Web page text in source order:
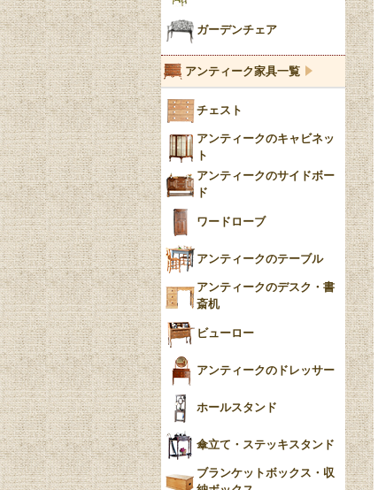
キャンドルホルダー
ブルー＆ホワイト
ブルーウィローパターン
Blue）
YUAN
チンツ
クリノリン
ガーデンチェア
アンティーク家具一覧
チェスト
アンティークのキャビネッ
ト
アンティークのサイドボー
ド
ワードローブ
アンティークのテーブル
アンティークのデスク・書
斎机
ビューロー
アンティークのドレッサー
ホールスタンド
傘立て・ステッキスタンド
ブランケットボックス・収